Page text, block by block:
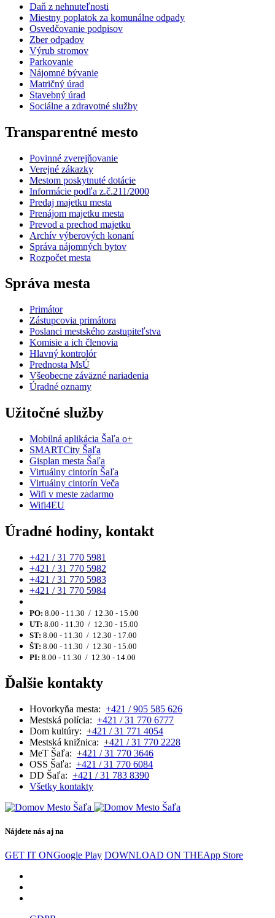
Daň z nehnuteľnosti
Miestny poplatok za komunálne odpady
Osvedčovanie podpisov
Zber odpadov
Výrub stromov
Parkovanie
Nájomné bývanie
Matričný úrad
Stavebný úrad
Sociálne a zdravotné služby
Transparentné mesto
Povinné zverejňovanie
Verejné zákazky
Mestom poskytnuté dotácie
Informácie podľa z.č.211/2000
Predaj majetku mesta
Prenájom majetku mesta
Prevod a prechod majetku
Archív výberových konaní
Správa nájomných bytov
Rozpočet mesta
Správa mesta
Primátor
Zástupcovia primátora
Poslanci mestského zastupiteľstva
Komisie a ich členovia
Hlavný kontrolór
Prednosta MsÚ
Všeobecne záväzné nariadenia
Úradné oznamy
Užitočné služby
Mobilná aplikácia Šaľa o+
SMARTCity Šaľa
Gisplan mesta Šaľa
Virtuálny cintorín Šaľa
Virtuálny cintorín Veča
Wifi v meste zadarmo
Wifi4EU
Úradné hodiny, kontakt
+421 / 31 770 5981
+421 / 31 770 5982
+421 / 31 770 5983
+421 / 31 770 5984
PO: 8.00 - 11.30 / 12.30 - 15.00
UT: 8.00 - 11.30 / 12.30 - 15.00
ST: 8.00 - 11.30 / 12.30 - 17.00
ŠT: 8.00 - 11.30 / 12.30 - 15.00
PI: 8.00 - 11.30 / 12.30 - 14.00
Ďalšie kontakty
Hovorkyňa mesta: +421 / 905 585 626
Mestská polícia: +421 / 31 770 6777
Dom kultúry: +421 / 31 771 4054
Mestská knižnica: +421 / 31 770 2228
MeT Šaľa: +421 / 31 770 3646
OSS Šaľa: +421 / 31 770 6084
DD Šaľa: +421 / 31 783 8390
Všetky kontakty
Nájdete nás aj na
GET IT ONGoogle Play DOWNLOAD ON THEApp Store